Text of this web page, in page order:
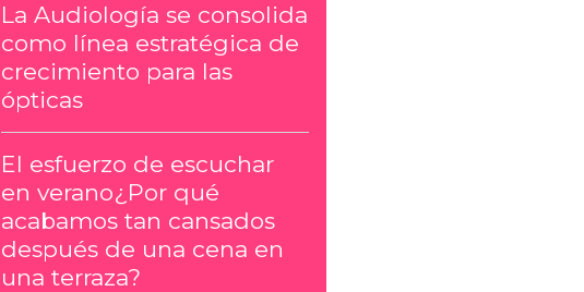
La Audiología se consolida
como línea estratégica de
crecimiento para las
ópticas
El esfuerzo de escuchar
en verano¿Por qué
acabamos tan cansados
después de una cena en
una terraza?